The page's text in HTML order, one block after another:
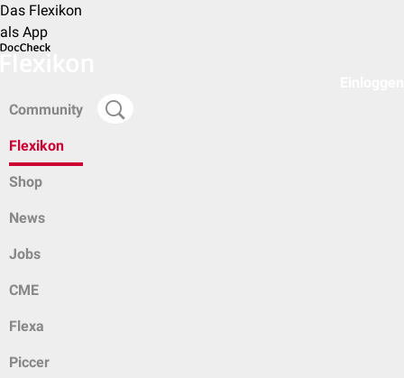
Das Flexikon
als App
Community
Flexikon
Shop
News
Jobs
CME
Flexa
Piccer